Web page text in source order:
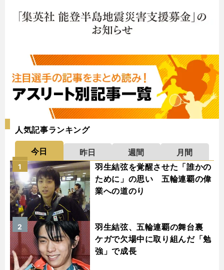
人気記事ランキング
今日 昨日 週間
月間
羽生結弦を覚醒させた「誰かの
ために」の思い 五輪連覇の偉
業への道のり
1
羽生結弦、五輪連覇の舞台裏
ケガで欠場中に取り組んだ「勉
強」で成長
2